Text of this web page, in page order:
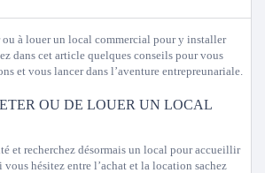
ou à louer un local commercial pour y installer
dans cet article quelques conseils pour vous
et vous lancer dans l’aventure entrepreunariale.
OU DE LOUER UN LOCAL
et recherchez désormais un local pour accueillir
vous hésitez entre l’achat et la location sachez